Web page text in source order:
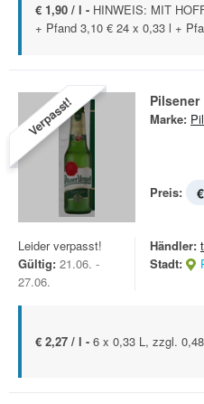
€ 1,90 / l - HINWEIS: MIT
+ Pfand 3,10 € 24 x 0,33 l +
Verpasst! Pilsener
Marke:
Preis:
Leider verpasst!
Gültig: 21.06. -
27.06.
Händler:
Stadt:
€ 2,27 / l - 6 x 0,33 L, zzgl.